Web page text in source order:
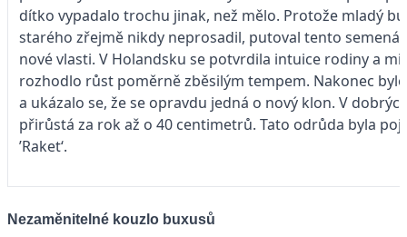
dítko vypadalo trochu jinak, než mělo. Protože mladý
starého zřejmě nikdy neprosadil, putoval tento
nové vlasti. V Holandsku se potvrdila intuice rodiny a
rozhodlo růst poměrně zběsilým tempem. Nakonec
a ukázalo se, že se opravdu jedná o nový klon. V
přirůstá za rok až o 40 centimetrů. Tato odrůda byla
’Raket‘.
Nezaměnitelné kouzlo buxusů